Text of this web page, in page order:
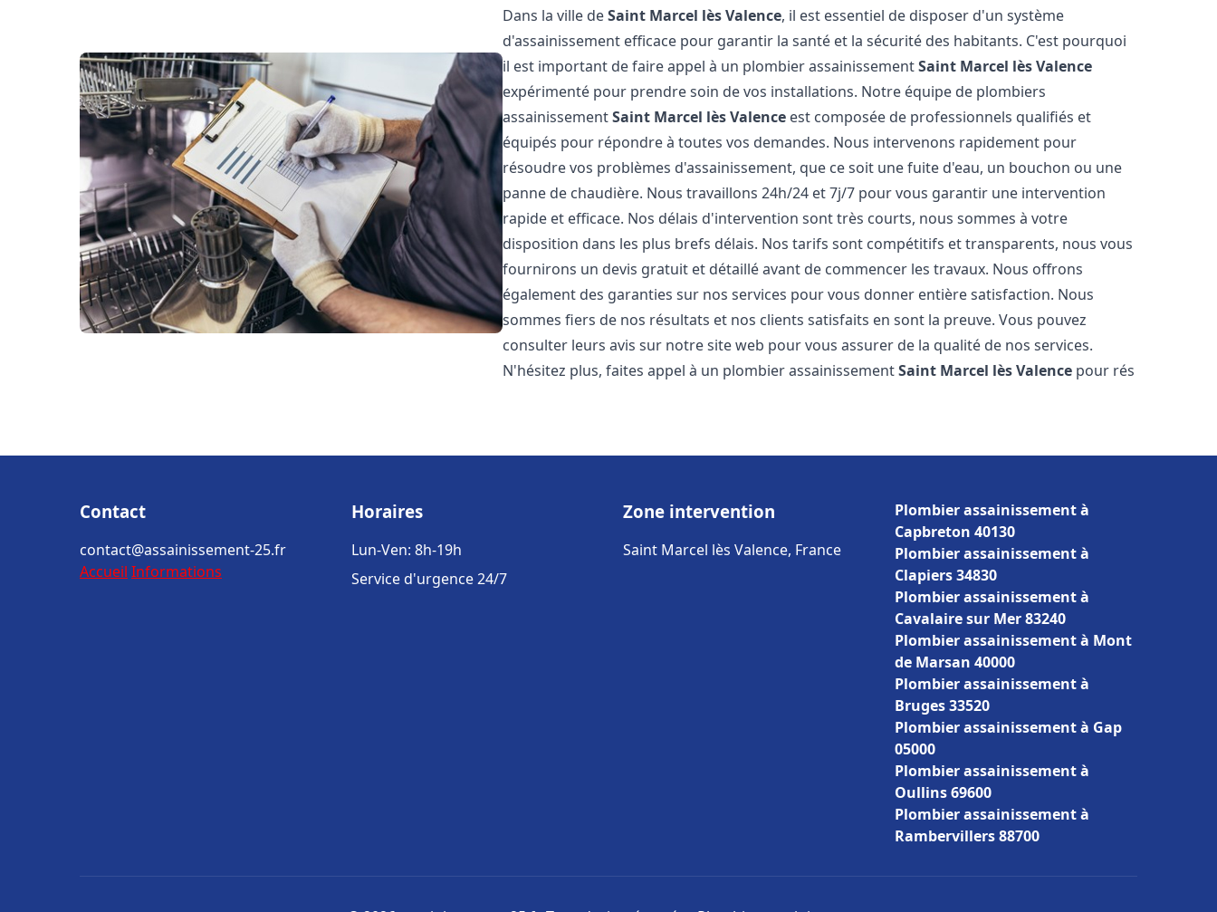
Dans la ville deSaint Marcel lès Valence, il est essentiel de disposer d'un système
d'assainissement efficace pour garantir la santé et la sécurité des habitants. C'est pourquoi
il est important de faire appel à un plombier assainissementSaint Marcel lès Valence
expérimenté pour prendre soin de vos installations. Notre équipe de plombiers
assainissementSaint Marcel lès Valence est composée de professionnels qualifiés et
équipés pour répondre à toutes vos demandes. Nous intervenons rapidement pour
résoudre vos problèmes d'assainissement, que ce soit une fuite d'eau, un bouchon ou une
panne de chaudière. Nous travaillons 24h/24 et 7j/7 pour vous garantir une intervention
rapide et efficace. Nos délais d'intervention sont très courts, nous sommes à votre
disposition dans les plus brefs délais. Nos tarifs sont compétitifs et transparents, nous vous
fournirons un devis gratuit et détaillé avant de commencer les travaux. Nous offrons
également des garanties sur nos services pour vous donner entière satisfaction. Nous
sommes fiers de nos résultats et nos clients satisfaits en sont la preuve. Vous pouvez
consulter leurs avis sur notre site web pour vous assurer de la qualité de nos services.
N'hésitez plus, faites appel à un plombier assainissementSaint Marcel lès Valence pour rés
Contact
contact@assainissement-25.fr
Accueil Informations
Horaires
Lun-Ven: 8h-19h
Service d'urgence 24/7
Zone intervention
Saint Marcel lès Valence, France
Plombier assainissement à
Capbreton 40130
Plombier assainissement à
Clapiers 34830
Plombier assainissement à
Cavalaire sur Mer 83240
Plombier assainissement à Mont
de Marsan 40000
Plombier assainissement à
Bruges 33520
Plombier assainissement à Gap
05000
Plombier assainissement à
Oullins 69600
Plombier assainissement à
Rambervillers 88700